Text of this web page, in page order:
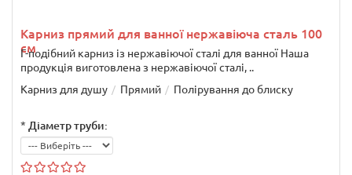
Карниз прямий для ванної нержавіюча сталь 100
см
Г-подібний карниз із нержавіючої сталі для ванної Наша
продукція виготовлена з нержавіючої сталі, ..
Карниз для душу
Прямий Полірування до блиску
* Діаметр труби: